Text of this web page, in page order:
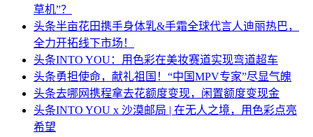
草机”？
头条半亩花田携手身体乳&手霜全球代言人迪丽热巴，
全力开拓线下市场！
头条INTO YOU：用色彩在美妆赛道实现弯道超车
头条勇担使命，献礼祖国！“中国MPV专家”尽显气魄
头条去哪网携程拿去花额度变现，闲置额度变现金
头条INTO YOU x 沙漠邮局 | 在无人之境，用色彩点亮
希望